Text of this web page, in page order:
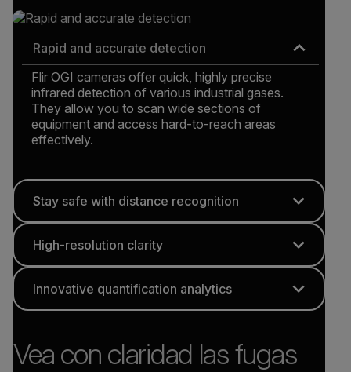
Rapid and accurate detection
Flir OGI cameras offer quick, highly precise
infrared detection of various industrial gases.
They allow you to scan wide sections of
equipment and access hard-to-reach areas
effectively.
Stay safe with distance recognition
High-resolution clarity
Innovative quantification analytics
Vea con claridad las fugas